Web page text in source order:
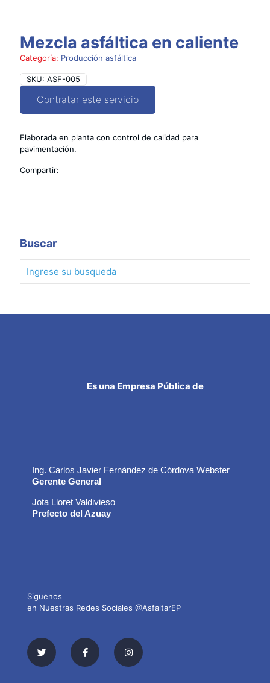
Mezcla asfáltica en caliente
Categoría: Producción asfáltica
SKU: ASF-005
Contratar este servicio
Elaborada en planta con control de calidad para
pavimentación.
Compartir:
Buscar
Es una Empresa Pública de
Ing. Carlos Javier Fernández de Córdova Webster
Gerente General
Jota Lloret Valdivieso
Prefecto del Azuay
Siguenos
en Nuestras Redes Sociales @AsfaltarEP